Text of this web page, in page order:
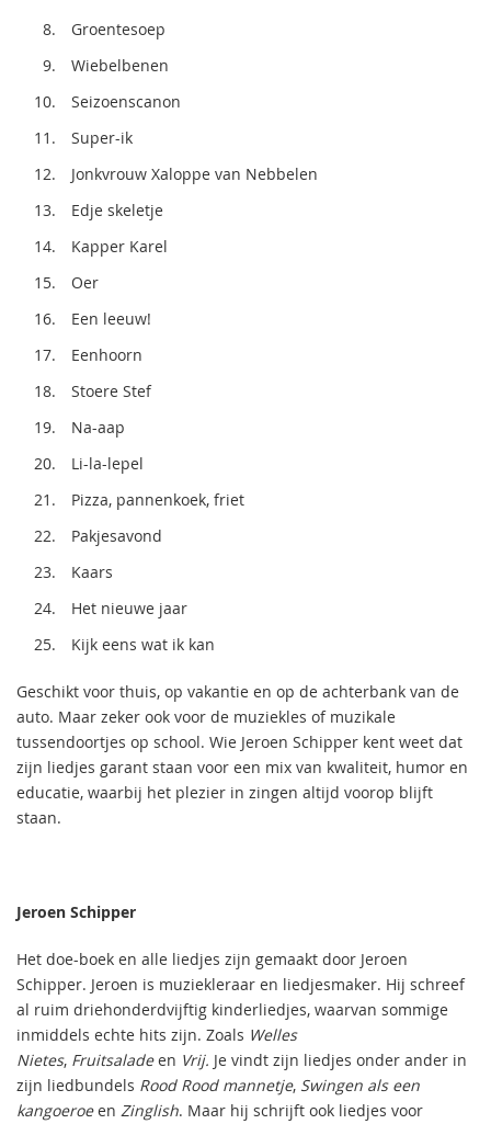
Groentesoep
Wiebelbenen
Seizoenscanon
Super-ik
Jonkvrouw Xaloppe van Nebbelen
Edje skeletje
Kapper Karel
Oer
Een leeuw!
Eenhoorn
Stoere Stef
Na-aap
Li-la-lepel
Pizza, pannenkoek, friet
Pakjesavond
Kaars
Het nieuwe jaar
Kijk eens wat ik kan
Geschikt voor thuis, op vakantie en op de achterbank van de
auto. Maar zeker ook voor de muziekles of muzikale
tussendoortjes op school. Wie Jeroen Schipper kent weet dat
zijn liedjes garant staan voor een mix van kwaliteit, humor en
educatie, waarbij het plezier in zingen altijd voorop blijft
staan.
Jeroen Schipper
Het doe-boek en alle liedjes zijn gemaakt door Jeroen
Schipper. Jeroen is muziekleraar en liedjesmaker. Hij schreef
al ruim driehonderdvijftig kinderliedjes, waarvan sommige
inmiddels echte hits zijn. Zoals Welles
Nietes, Fruitsaladeen Vrij. Je vindt zijn liedjes onder ander in
zijn liedbundels Rood Rood mannetje, Swingen als een
kangoeroeen Zinglish. Maar hij schrijft ook liedjes voor